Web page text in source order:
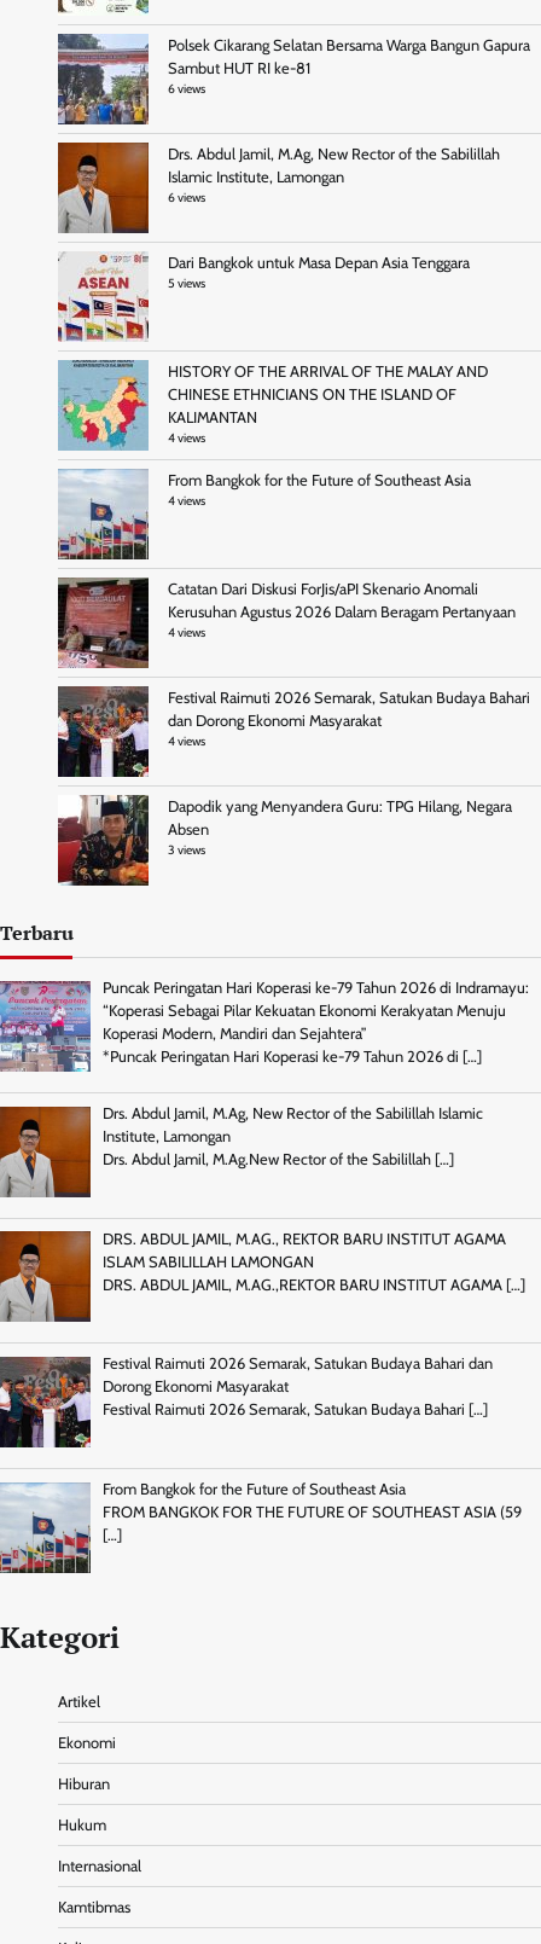
Polsek Cikarang Selatan Bersama Warga Bangun Gapura
Sambut HUT RI ke-81
6 views
Drs. Abdul Jamil, M.Ag, New Rector of the Sabilillah
Islamic Institute, Lamongan
6 views
Dari Bangkok untuk Masa Depan Asia Tenggara
5 views
HISTORY OF THE ARRIVAL OF THE MALAY AND
CHINESE ETHNICIANS ON THE ISLAND OF
KALIMANTAN
4 views
From Bangkok for the Future of Southeast Asia
4 views
Catatan Dari Diskusi ForJis/aPI Skenario Anomali
Kerusuhan Agustus 2026 Dalam Beragam Pertanyaan
4 views
Festival Raimuti 2026 Semarak, Satukan Budaya Bahari
dan Dorong Ekonomi Masyarakat
4 views
Dapodik yang Menyandera Guru: TPG Hilang, Negara
Absen
3 views
Terbaru
Puncak Peringatan Hari Koperasi ke-79 Tahun 2026 di Indramayu:
“Koperasi Sebagai Pilar Kekuatan Ekonomi Kerakyatan Menuju
Koperasi Modern, Mandiri dan Sejahtera”
*Puncak Peringatan Hari Koperasi ke-79 Tahun 2026 di […]
Drs. Abdul Jamil, M.Ag, New Rector of the Sabilillah Islamic
Institute, Lamongan
Drs. Abdul Jamil, M.Ag.New Rector of the Sabilillah […]
DRS. ABDUL JAMIL, M.AG., REKTOR BARU INSTITUT AGAMA
ISLAM SABILILLAH LAMONGAN
DRS. ABDUL JAMIL, M.AG.,REKTOR BARU INSTITUT AGAMA […]
Festival Raimuti 2026 Semarak, Satukan Budaya Bahari dan
Dorong Ekonomi Masyarakat
Festival Raimuti 2026 Semarak, Satukan Budaya Bahari […]
From Bangkok for the Future of Southeast Asia
FROM BANGKOK FOR THE FUTURE OF SOUTHEAST ASIA (59
[…]
Kategori
Artikel
Ekonomi
Hiburan
Hukum
Internasional
Kamtibmas